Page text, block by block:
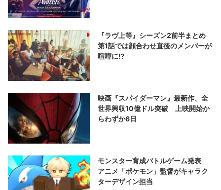
『ラヴ上等』シーズン2前半まとめ
第1話では顔合わせ直後のメンバーが
喧嘩に⁉︎
映画『スパイダーマン』最新作、全
世界興収10億ドル突破 上映開始か
らわずか6日
モンスター育成バトルゲーム発表
アニメ「ポケモン」監督がキャラク
ターデザイン担当